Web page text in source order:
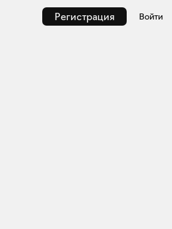
Регистрация Войти